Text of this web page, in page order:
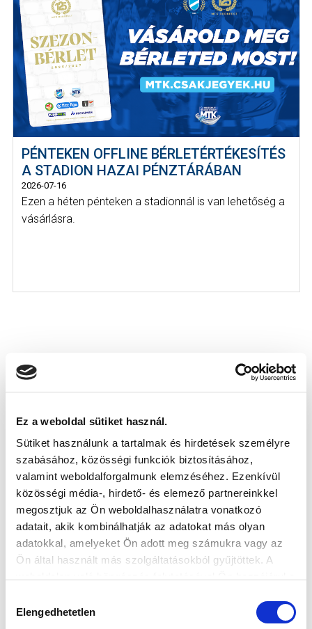
Ez a weboldal sütiket használ.
Sütiket használunk a tartalmak és hirdetések személyre
szabásához, közösségi funkciók biztosításához,
valamint weboldalforgalmunk elemzéséhez. Ezenkívül
közösségi média-, hirdető- és elemező partnereinkkel
megosztjuk az Ön weboldalhasználatra vonatkozó
adatait, akik kombinálhatják az adatokat más olyan
adatokkal, amelyeket Ön adott meg számukra vagy az
Ön által használt más szolgáltatásokból gyűjtöttek. A
kiválasztása
Elengedhetetlen
PÉNTEKEN OFFLINE BÉRLETÉRTÉKESÍTÉS
A STADION HAZAI PÉNZTÁRÁBAN
2026-07-16
Ezen a héten pénteken a stadionnál is van lehetőség a
vásárlásra.
KÖVETKEZŐ MÉRKŐZÉS
2026-08-07 17:30
MTK BUDAPEST
VS
PUSKÁS AKADÉMIA FC
MTK BUDAPEST HÍRLEVÉL
Ne maradjon le egy eseményről sem! Iratkozzon fel ingyenes
hírlevelünkre: